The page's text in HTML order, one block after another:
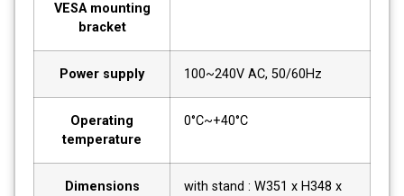
VESA mounting
bracket
Power supply 100~240V AC, 50/60Hz
Operating
temperature
0°C~+40°C
Dimensions
with stand : W351 x H348 x